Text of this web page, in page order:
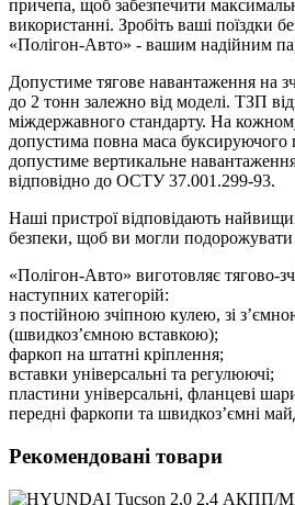
причепа, щоб забезпечити
використанні. Зробіть ваші поїздки
«Полігон-Авто» - вашим надійним
Допустиме тягове навантаження на
до 2 тонн залежно від моделі. ТЗП
міждержавного стандарту. На
допустима повна маса буксируючого
допустиме вертикальне
відповідно до ОСТУ 37.001.299-93.
Наші пристрої відповідають
безпеки, щоб ви могли подорожувати
«Полігон-Авто» виготовляє тягово-
наступних категорій:
з постійною зчіпною кулею, зі
(швидкоз’ємною вставкою);
фаркоп на штатні кріплення;
вставки універсальні та регулюючі;
пластини універсальні, фланцеві
передні фаркопи та швидкоз’ємні
Рекомендовані товари